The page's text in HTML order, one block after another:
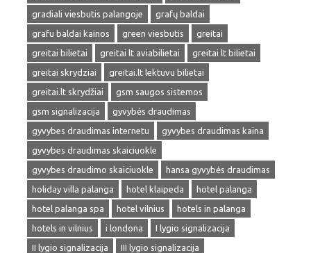
gradiali viesbutis palangoje
grafų baldai
grafu baldai kainos
green viesbutis
greitai
greitai bilietai
greitai lt aviabilietai
greitai lt bilietai
greitai skrydziai
greitai.lt lektuvu bilietai
greitai.lt skrydžiai
gsm saugos sistemos
gsm signalizacija
gyvybės draudimas
gyvybes draudimas internetu
gyvybes draudimas kaina
gyvybes draudimas skaiciuokle
gyvybes draudimo skaiciuokle
hansa gyvybės draudimas
holiday villa palanga
hotel klaipeda
hotel palanga
hotel palanga spa
hotel vilnius
hotels in palanga
hotels in vilnius
i londona
I lygio signalizacija
II lygio signalizacija
III lygio signalizacija